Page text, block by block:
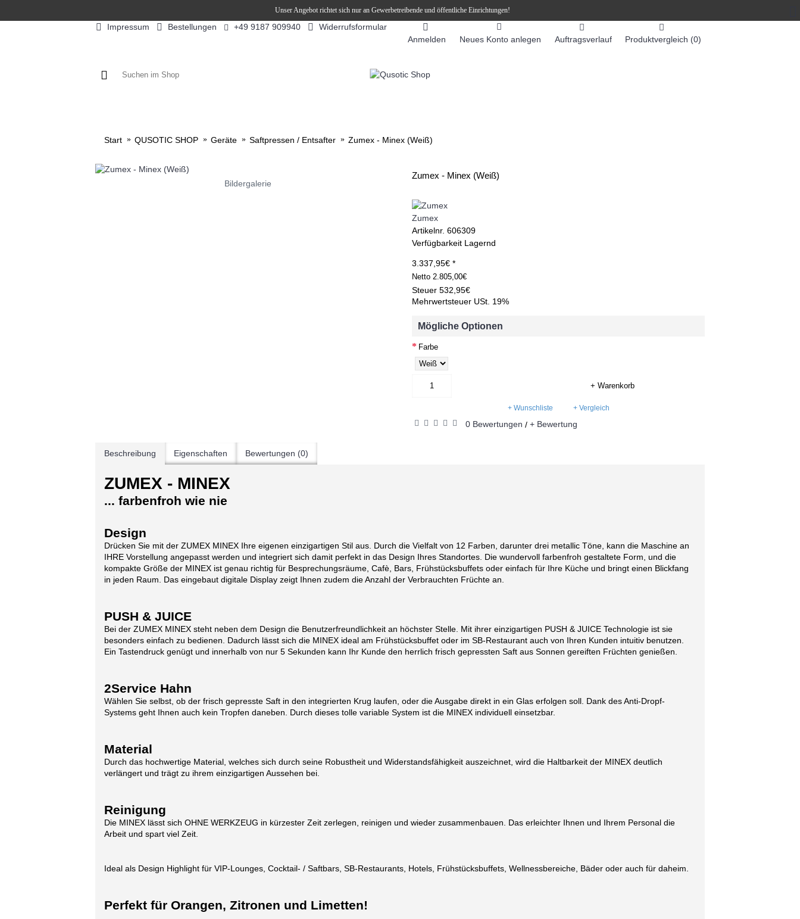
Unser Angebot richtet sich nur an Gewerbetreibende und öffentliche Einrichtungen!
Impressum Bestellungen +49 9187 909940
Widerrufsformular
Anmelden
Neues Konto anlegen Auftragsverlauf Produktvergleich (0)
Start QUSOTIC SHOP Geräte Saftpressen / Entsafter Zumex - Minex (Weiß)
Bildergalerie
Zumex - Minex (Weiß)
Zumex
Artikelnr. 606309
Verfügbarkeit Lagernd
3.337,95€ *
Netto 2.805,00€
Steuer 532,95€
Mehrwertsteuer USt. 19%
Mögliche Optionen
Farbe
+ Warenkorb
+ Wunschliste + Vergleich
0 Bewertungen / + Bewertung
Beschreibung Eigenschaften Bewertungen (0)
ZUMEX - MINEX
... farbenfroh wie nie
Design
Drücken Sie mit der ZUMEX MINEX Ihre eigenen einzigartigen Stil aus. Durch die Vielfalt von 12 Farben, darunter drei metallic Töne, kann die Maschine an
IHRE Vorstellung angepasst werden und integriert sich damit perfekt in das Design Ihres Standortes. Die wundervoll farbenfroh gestaltete Form, und die
kompakte Größe der MINEX ist genau richtig für Besprechungsräume, Cafè, Bars, Frühstücksbuffets oder einfach für Ihre Küche und bringt einen Blickfang
in jeden Raum. Das eingebaut digitale Display zeigt Ihnen zudem die Anzahl der Verbrauchten Früchte an.
PUSH & JUICE
Bei der ZUMEX MINEX steht neben dem Design die Benutzerfreundlichkeit an höchster Stelle. Mit ihrer einzigartigen PUSH & JUICE Technologie ist sie
besonders einfach zu bedienen. Dadurch lässt sich die MINEX ideal am Frühstücksbuffet oder im SB-Restaurant auch von Ihren Kunden intuitiv benutzen.
Ein Tastendruck genügt und innerhalb von nur 5 Sekunden kann Ihr Kunde den herrlich frisch gepressten Saft aus Sonnen gereiften Früchten genießen.
2Service Hahn
Wählen Sie selbst, ob der frisch gepresste Saft in den integrierten Krug laufen, oder die Ausgabe direkt in ein Glas erfolgen soll. Dank des Anti-Dropf-
Systems geht Ihnen auch kein Tropfen daneben. Durch dieses tolle variable System ist die MINEX individuell einsetzbar.
Material
Durch das hochwertige Material, welches sich durch seine Robustheit und Widerstandsfähigkeit auszeichnet, wird die Haltbarkeit der MINEX deutlich
verlängert und trägt zu ihrem einzigartigen Aussehen bei.
Reinigung
Die MINEX lässt sich OHNE WERKZEUG in kürzester Zeit zerlegen, reinigen und wieder zusammenbauen. Das erleichter Ihnen und Ihrem Personal die
Arbeit und spart viel Zeit.
Ideal als Design Highlight für VIP-Lounges, Cocktail- / Saftbars, SB-Restaurants, Hotels, Frühstücksbuffets, Wellnessbereiche, Bäder oder auch für daheim.
Perfekt für Orangen, Zitronen und Limetten!